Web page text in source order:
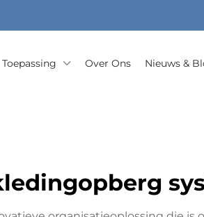
Toepassing Over Ons Nieuws &